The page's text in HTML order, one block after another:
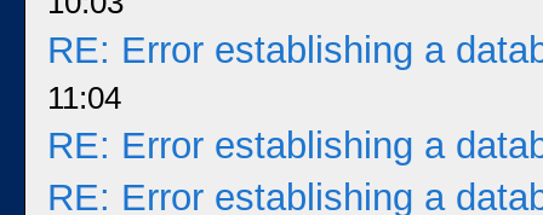
RE: Error establishing a
11:04
RE: Error establishing a
RE: Error establishing a